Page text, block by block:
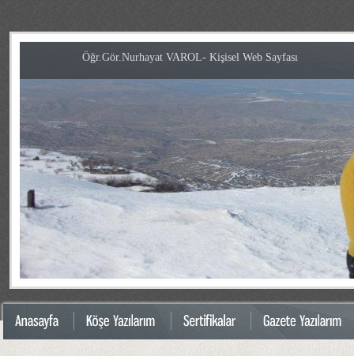
Öğr.Gör.Nurhayat VAROL- Kişisel Web Sayfası